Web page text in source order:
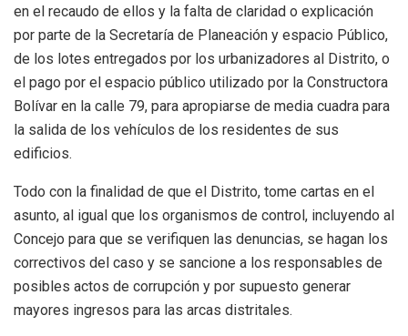
en el recaudo de ellos y la falta de claridad o explicación
por parte de la Secretaría de Planeación y espacio Público,
de los lotes entregados por los urbanizadores al Distrito, o
el pago por el espacio público utilizado por la Constructora
Bolívar en la calle 79, para apropiarse de media cuadra para
la salida de los vehículos de los residentes de sus
edificios.
Todo con la finalidad de que el Distrito, tome cartas en el
asunto, al igual que los organismos de control, incluyendo al
Concejo para que se verifiquen las denuncias, se hagan los
correctivos del caso y se sancione a los responsables de
posibles actos de corrupción y por supuesto generar
mayores ingresos para las arcas distritales.